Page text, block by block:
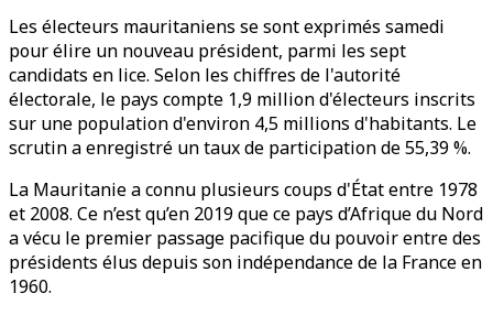
Les électeurs mauritaniens se sont exprimés samedi
pour élire un nouveau président, parmi les sept
candidats en lice. Selon les chiffres de l'autorité
électorale, le pays compte 1,9 million d'électeurs inscrits
sur une population d'environ 4,5 millions d'habitants. Le
scrutin a enregistré un taux de participation de 55,39 %.
La Mauritanie a connu plusieurs coups d'État entre 1978
et 2008. Ce n’est qu’en 2019 que ce pays d’Afrique du Nord
a vécu le premier passage pacifique du pouvoir entre des
présidents élus depuis son indépendance de la France en
1960.